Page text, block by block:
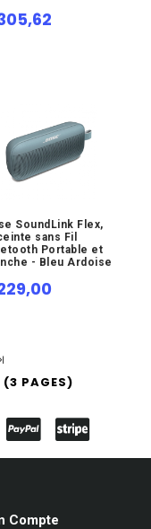
SoundLink Flex,
sans Fil
Portable et
- Bleu Ardoise
(3 PAGES)
Compte